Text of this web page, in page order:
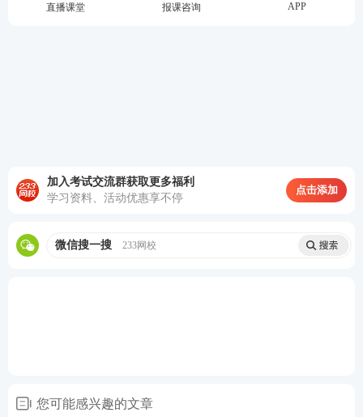
直播课堂 报课咨询 APP
加入考试交流群获取更多福利
学习资料、活动优惠享不停
点击添加
微信搜一搜 233网校
您可能感兴趣的文章